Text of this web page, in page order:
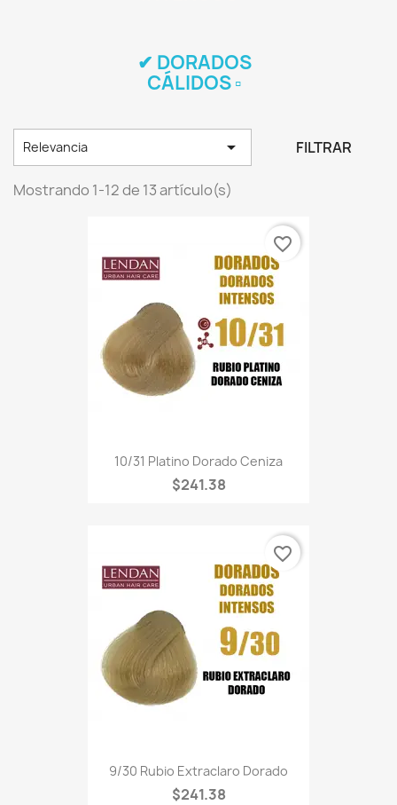
✔ DORADOS
CÁLIDOS ▫
Relevancia  FILTRAR
Mostrando 1-12 de 13 artículo(s)
10/31 Platino Dorado Ceniza
$241.38
favorite_border
9/30 Rubio Extraclaro Dorado
$241.38
favorite_border